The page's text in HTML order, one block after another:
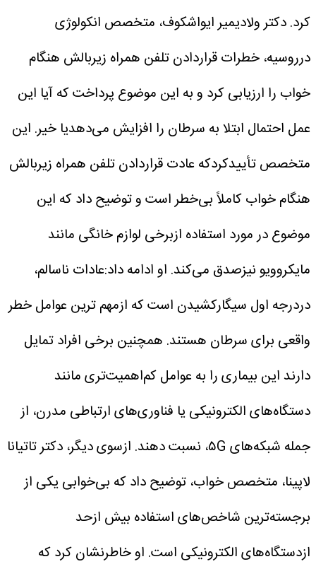
کرد.دکتر ولادیمیر ایواشکوف، متخصص انکولوژی
درروسیه، خطرات قراردادن تلفن همراه زیربالش هنگام
خواب را ارزیابی کرد و به این موضوع پرداخت که آیا این
عمل احتمال ابتلا به سرطان را افزایش می‌دهدیا خیر. این
متخصص تأییدکردکه عادت قراردادن تلفن همراه زیربالش
هنگام خواب کاملاً بی‌خطر است و توضیح داد که این
موضوع در مورد استفاده ازبرخی لوازم خانگی مانند
مایکروویو نیزصدق می‌کند. او ادامه داد:عادات ناسالم،
دردرجه اول سیگارکشیدن است که ازمهم ترین عوامل خطر
واقعی برای سرطان هستند. همچنین برخی افراد تمایل
دارند این بیماری را به عوامل کم‌اهمیت‌تری مانند
دستگاه‌های الکترونیکی یا فناوری‌های ارتباطی مدرن، از
جمله شبکه‌های ۵G، نسبت دهند.
ازسوی دیگر، دکتر تاتیانا
لاپینا، متخصص خواب، توضیح داد که بی‌خوابی یکی از
برجسته‌ترین شاخص‌های استفاده بیش ازحد
ازدستگاه‌های الکترونیکی است. او خاطرنشان کرد که